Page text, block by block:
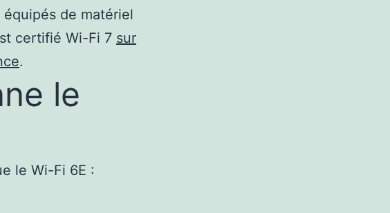
de matériel
certifié Wi-Fi 7 sur
.
le
le Wi-Fi 6E :